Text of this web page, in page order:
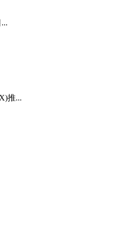
推...